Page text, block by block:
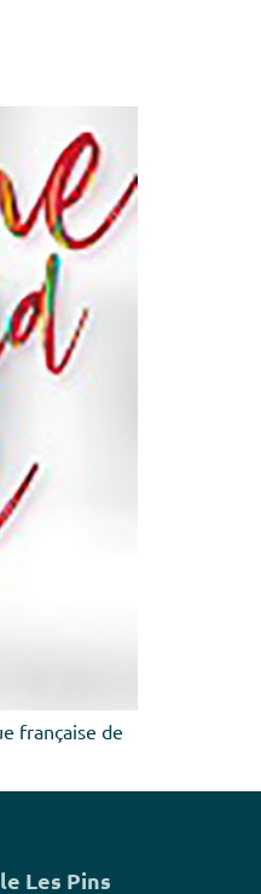
française de
Les Pins